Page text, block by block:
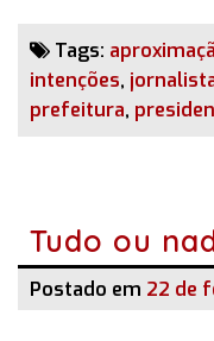
Tags:
intenções,
prefeitura,
Tudo ou
Postado em 22 de